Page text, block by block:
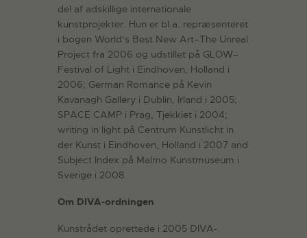
del af adskillige internationale
kunstprojekter. Hun er bl.a. repræsenteret
i bogen World’s Best New Art–The Unreal
Project fra 2006 og udstillet på GLOW–
Festival of Light i Eindhoven, Holland i
2006; German Romance på Kevin
Kavanagh Gallery i Dublin, Irland i 2005;
SPACE CAMP i Prag, Tjekkiet i 2004;
writing in light på Centrum Kunstlicht in
der Kunst i Eindhoven, Holland i 2007 and
Subject Index på Malmo Kunstmuseum i
Sverige i 2008.
Om DIVA-ordningen
Kunstrådet oprettede i 2005 DIVA-